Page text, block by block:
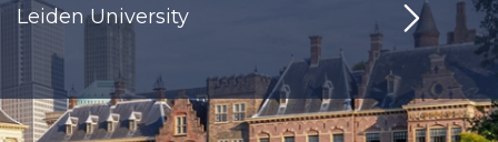
Leiden University